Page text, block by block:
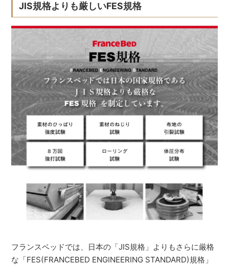
JIS規格よりも厳しいFES規格
フランスベッドでは、日本の「JIS規格」よりもさらに厳格
な「FES(FRANCEBED ENGINEERING STANDARD)規格」